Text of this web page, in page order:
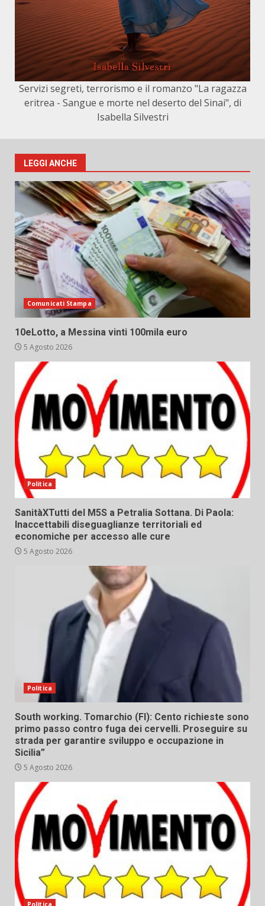
Servizi segreti, terrorismo e il romanzo "La ragazza
eritrea - Sangue e morte nel deserto del Sinai", di
Isabella Silvestri
LEGGI ANCHE
Comunicati Stampa
10eLotto, a Messina vinti 100mila euro
5 Agosto 2026
Politica
SanitàXTutti del M5S a Petralia Sottana. Di Paola:
Inaccettabili diseguaglianze territoriali ed
economiche per accesso alle cure
5 Agosto 2026
Politica
South working. Tomarchio (FI): Cento richieste sono
primo passo contro fuga dei cervelli. Proseguire su
strada per garantire sviluppo e occupazione in
Sicilia”
5 Agosto 2026